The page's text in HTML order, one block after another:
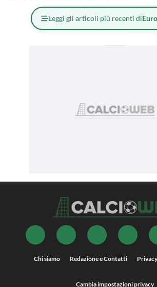
Leggi gli articoli più recenti di
Chi siamo Redazione e Contatti Privacy
Cambia impostazioni privacy